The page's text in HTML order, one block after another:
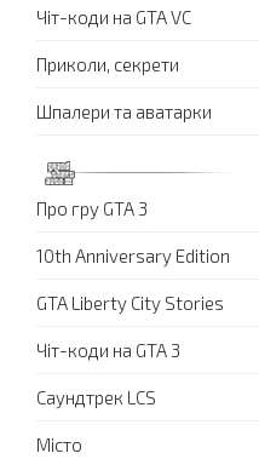
Чіт-коди на GTA VC
Приколи, секрети
Шпалери та аватарки
Про гру GTA 3
10th Anniversary Edition
GTA Liberty City Stories
Чіт-коди на GTA 3
Саундтрек LCS
Місто